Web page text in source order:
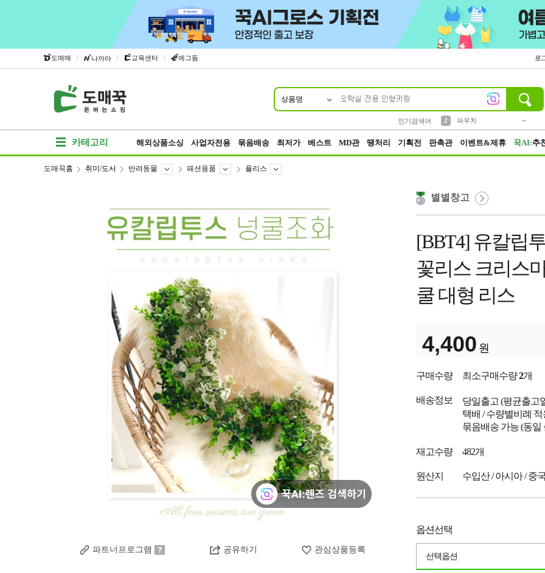
도매매 | 나까마 | 교육센터 | 에그돔 로
상품명
인기검색어
2
파우치
카테고리 해외상품소싱 사업자전용 묶음배송 최저가 베스트 MD관 땡처리 기획전 판촉관 이벤트&제휴 꾹AI:추
도매꾹홈 취미/도서 반려동물 패션용품 플리스
파트너프로그램 공유하기 관심상품등록
별별창고
[BBT4] 유칼립
꽃리스 크리스
쿨 대형 리스
4,400 원
구매수량 최소구매수량2개
배송정보 당일출고 (평균출고
택배 / 수량별비례
묶음배송 가능 (동일
재고수량 482개
원산지 수입산 / 아시아 / 중
옵션선택
선택옵션